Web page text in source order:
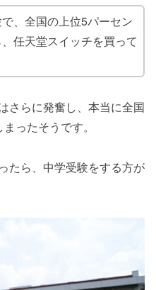
、全国の上位5パーセン
任天堂スイッチを買って
さらに発奮し、本当に全国
ったそうです。
たら、中学受験をする方が